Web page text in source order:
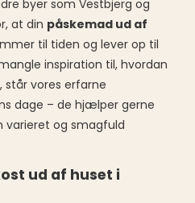
byer som Vestbjerg og
at din påskemad ud af
til tiden og lever op til
inspiration til, hvordan
vores erfarne
dage – de hjælper gerne
og smagfuld
ud af huset i